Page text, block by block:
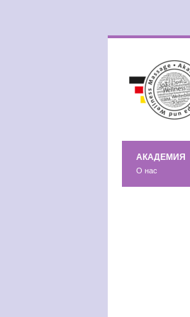
АКАДЕМИЯ
О нас